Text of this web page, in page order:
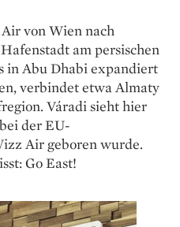
von Wien nach
am persischen
in Abu Dhabi expandiert
verbindet etwa Almaty
Váradi sieht hier
der EU-
Air geboren wurde.
Go East!